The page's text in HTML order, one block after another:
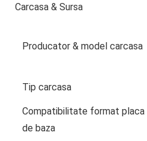
Carcasa & Sursa
Producator & model carcasa
Tip carcasa
Compatibilitate format placa
de baza